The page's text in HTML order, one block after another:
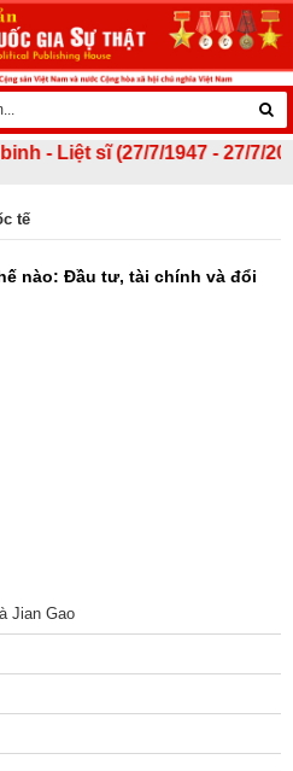
Liệt sĩ (27/7/1947 - 27/7/2026)!
tế
nào: Đầu tư, tài chính và đổi
Jian Gao